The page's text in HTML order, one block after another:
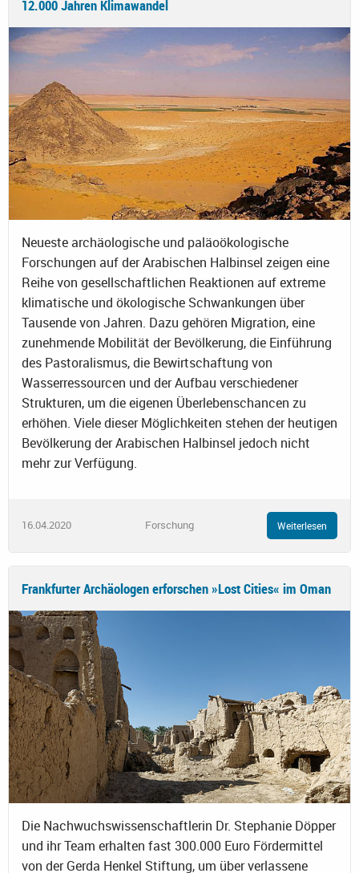
12.000 Jahren Klimawandel
Neueste archäologische und paläoökologische
Forschungen auf der Arabischen Halbinsel zeigen eine
Reihe von gesellschaftlichen Reaktionen auf extreme
klimatische und ökologische Schwankungen über
Tausende von Jahren. Dazu gehören Migration, eine
zunehmende Mobilität der Bevölkerung, die Einführung
des Pastoralismus, die Bewirtschaftung von
Wasserressourcen und der Aufbau verschiedener
Strukturen, um die eigenen Überlebenschancen zu
erhöhen. Viele dieser Möglichkeiten stehen der heutigen
Bevölkerung der Arabischen Halbinsel jedoch nicht
mehr zur Verfügung.
16.04.2020 Forschung Weiterlesen
Frankfurter Archäologen erforschen »Lost Cities« im Oman
Die Nachwuchswissenschaftlerin Dr. Stephanie Döpper
und ihr Team erhalten fast 300.000 Euro Fördermittel
von der Gerda Henkel Stiftung, um über verlassene